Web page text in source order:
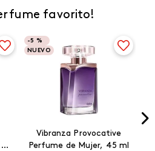
favorito!
-5 %
NUEVO
Vibranza Provocative
Perfume de Mujer, 45 ml